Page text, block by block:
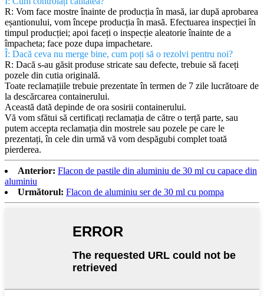
R: Vom face mostre înainte de producția în masă, iar după aprobarea
eșantionului, vom începe producția în masă. Efectuarea inspecției în
timpul producției; apoi faceți o inspecție aleatorie înainte de a
împacheta; face poze dupa impachetare.
Î: Dacă ceva nu merge bine, cum poți să o rezolvi pentru noi?
R: Dacă s-au găsit produse stricate sau defecte, trebuie să faceți
pozele din cutia originală.
Toate reclamațiile trebuie prezentate în termen de 7 zile lucrătoare de
la descărcarea containerului.
Această dată depinde de ora sosirii containerului.
Vă vom sfătui să certificați reclamația de către o terță parte, sau
putem accepta reclamația din mostrele sau pozele pe care le
prezentați, în cele din urmă vă vom despăgubi complet toată
pierderea.
Anterior: Flacon de pastile din aluminiu de 30 ml cu capace din
aluminiu
Următorul: Flacon de aluminiu ser de 30 ml cu pompa